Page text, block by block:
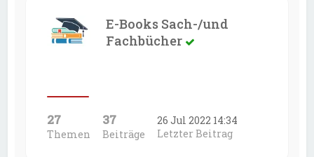
E-Books Sach-/und
Fachbücher
27
Themen
37
Beiträge
26 Jul 2022 14:34
Letzter Beitrag